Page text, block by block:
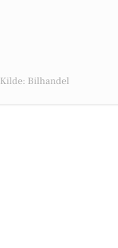
Kilde: Bilhandel